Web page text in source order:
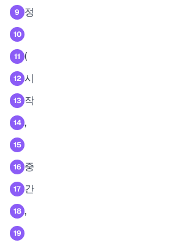
9 정
10
11 (
12 시
13 작
14 ,
15
16 중
17 간
18 ,
19